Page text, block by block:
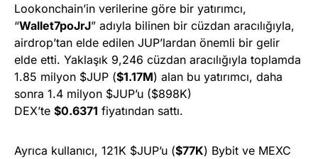
Lookonchain’in verilerine göre bir yatırımcı,
“Wallet7poJrJ” adıyla bilinen bir cüzdan aracılığıyla,
airdrop’tan elde edilen JUP’lardan önemli bir gelir
elde etti. Yaklaşık 9,246 cüzdan aracılığıyla toplamda
1.85 milyon $JUP ($1.17M) alan bu yatırımcı, daha
sonra 1.4 milyon $JUP’u ($898K)
DEX’te $0.6371 fiyatından sattı.
Ayrıca kullanıcı, 121K $JUP’u ($77K) Bybit ve MEXC